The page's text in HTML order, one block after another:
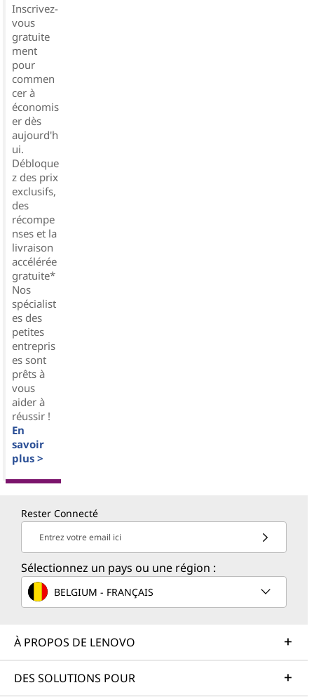
Inscrivez-
vous
gratuite
ment
pour
commen
cer à
économis
er dès
aujourd'h
ui.
Débloque
z des prix
exclusifs,
des
récompe
nses et la
livraison
accélérée
gratuite*
Nos
spécialist
es des
petites
entrepris
es sont
prêts à
vous
aider à
réussir !
En
savoir
plus >
Rester Connecté
Entrez votre email ici
Sélectionnez un pays ou une région :
BELGIUM - FRANÇAIS
À PROPOS DE LENOVO
DES SOLUTIONS POUR